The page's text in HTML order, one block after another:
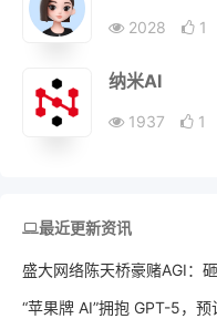
2028 1
纳米AI
1937 1
最近更新资讯
盛大网络陈天桥豪赌AGI：
“苹果牌 AI”拥抱 GPT-5，